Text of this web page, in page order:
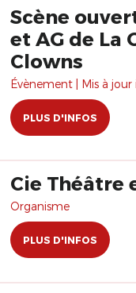
Scène
et AG de La
Clowns
Évènement | Mis à jour
PLUS D'INFOS
Cie Théâtre
Organisme
PLUS D'INFOS